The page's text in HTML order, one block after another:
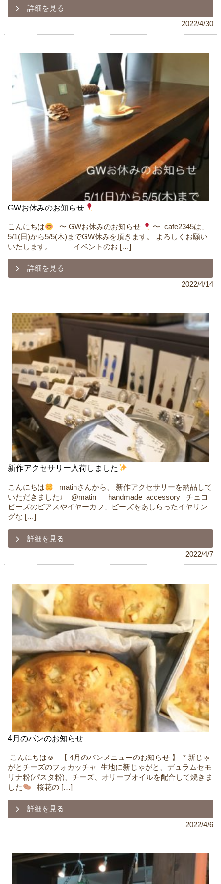
詳細を見る
2022/4/30
GWお休みのお知らせ
こんにちは ㅤ ㅤ 〜 GWお休みのお知らせ
〜 ㅤ cafe2345は、
5/1(日)から5/5(木)までGW休みを頂きます。 よろしくお願い
いたします。 ㅤ ㅤ ㅤ ㅤㅤ —–イベントのお […]
詳細を見る
2022/4/14
新作アクセサリー入荷しました
こんにちは
ㅤ ㅤ matinさんから、 新作アクセサリーを納品して
いただきました♩ ㅤ @matin___handmade_accessory ㅤ ㅤ チェコ
ビーズのピアスやイヤーカフ、ビーズをあしらったイヤリン
グな […]
詳細を見る
2022/4/7
4月のパンのお知らせ
ㅤ こんにちは☺︎ ㅤ ㅤ 【 4月のパンメニューのお知らせ 】 ㅤ * 新じゃ
がとチーズのフォカッチャ ㅤ 生地に新じゃがと、デュラムセモ
リナ粉(パスタ粉)、チーズ、オリーブオイルを配合して焼きま
した
ㅤ ㅤ 桜花の […]
詳細を見る
2022/4/6